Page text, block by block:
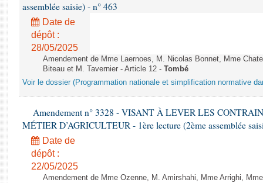
assemblée saisie) - n° 463
Date de
dépôt :
28/05/2025
Amendement de Mme Laernoes, M. Nicolas Bonnet, Mme
Biteau et M. Tavernier - Article 12 - Tombé
Voir le dossier (Programmation nationale et simplification normative
Amendement n° 3328 - VISANT À LEVER LES
MÉTIER D’AGRICULTEUR - 1ère lecture (2ème assemblée
Date de
dépôt :
22/05/2025
Amendement de Mme Ozenne, M. Amirshahi, Mme Arrighi,